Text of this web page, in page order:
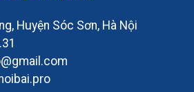
Huyện Sóc Sơn, Hà Nội